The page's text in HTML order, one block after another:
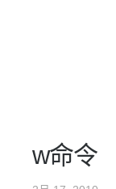
w命令